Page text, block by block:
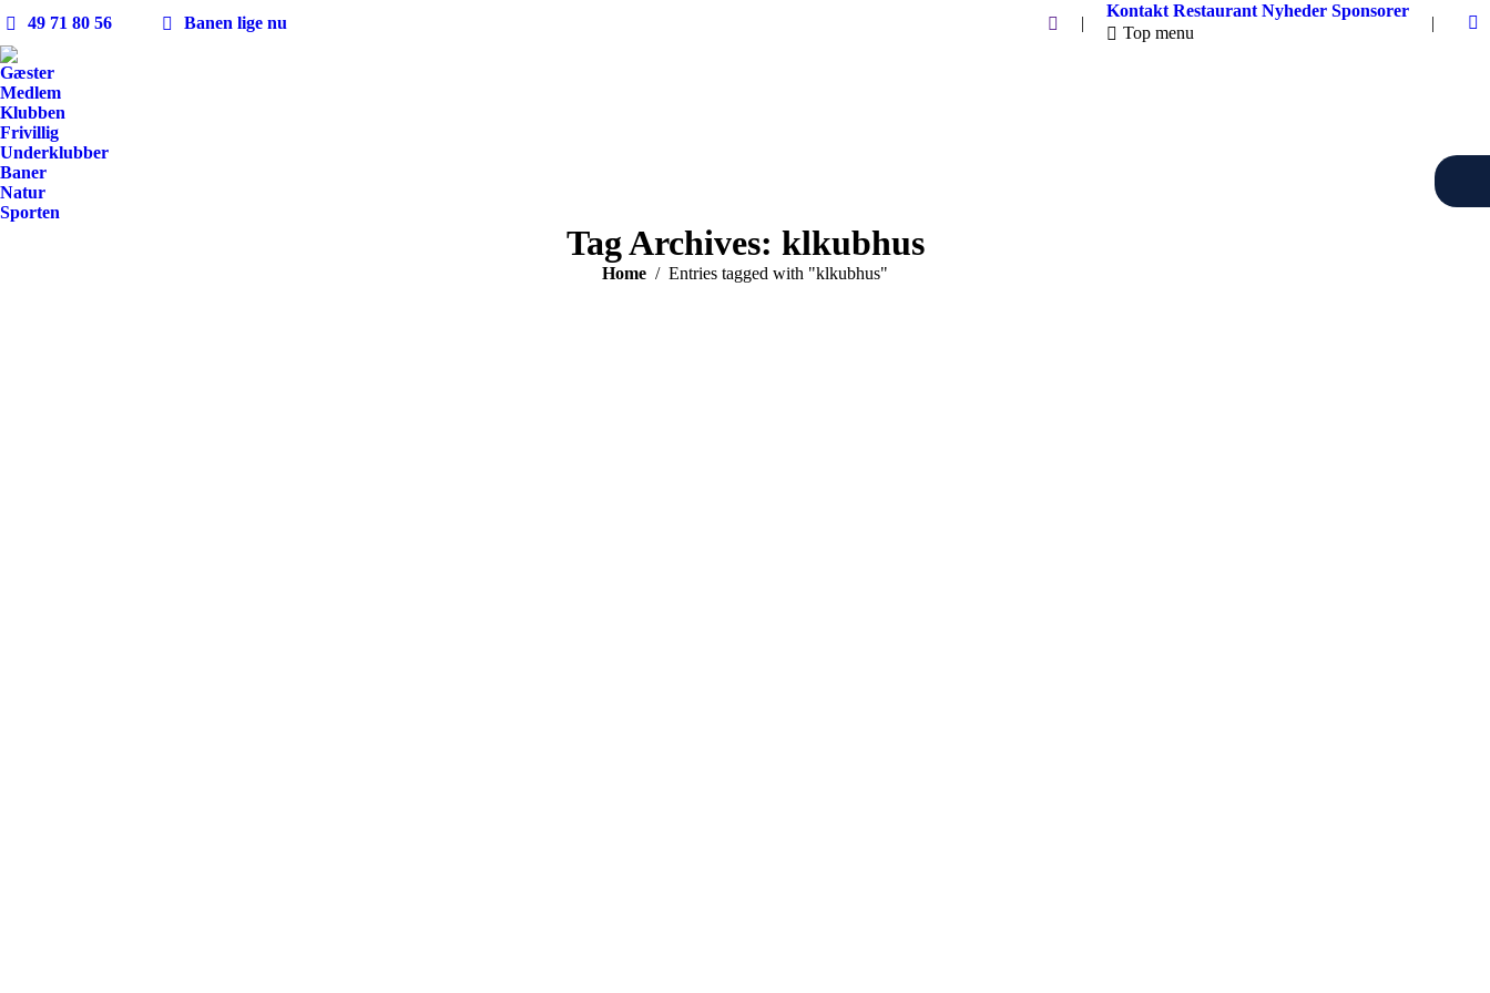
49 71 80 56 Banen lige nu Search:
|
Kontakt Restaurant Nyheder Sponsorer
Top menu
|
Gæster
Medlem
Klubben
Frivillig
Underklubber
Baner
Natur
Sporten
Tag Archives: klkubhus
You are here:
Home Entries tagged with "klkubhus"